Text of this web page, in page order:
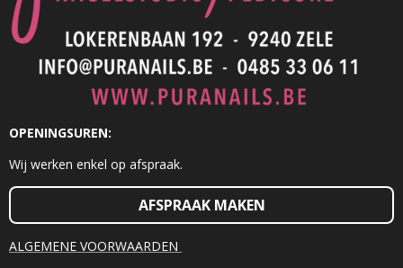
OPENINGSUREN:
Wij werken enkel op afspraak.
AFSPRAAK MAKEN
ALGEMENE VOORWAARDEN